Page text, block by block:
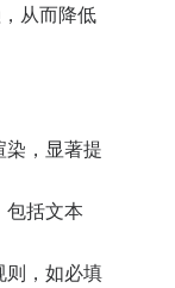
从而降低
染，显著提
包括文本
则，如必填